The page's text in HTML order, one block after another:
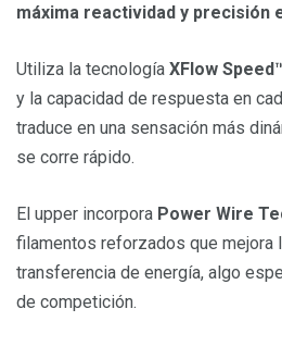
máxima reactividad y precisión
Utiliza la tecnología XFlow
y la capacidad de respuesta en
traduce en una sensación más
se corre rápido.
El upper incorpora Power Wire
filamentos reforzados que mejora
transferencia de energía, algo
de competición.